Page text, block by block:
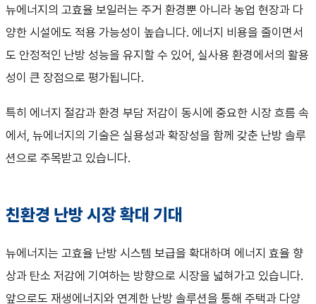
뉴에너지의 고효율 보일러는 주거 환경뿐 아니라 농업 현장과 다
양한 시설에도 적용 가능성이 높습니다. 에너지 비용을 줄이면서
도 안정적인 난방 성능을 유지할 수 있어, 실사용 환경에서의 활용
성이 큰 장점으로 평가됩니다.
특히 에너지 절감과 환경 부담 저감이 동시에 중요한 시장 흐름 속
에서, 뉴에너지의 기술은 실용성과 확장성을 함께 갖춘 난방 솔루
션으로 주목받고 있습니다.
친환경 난방 시장 확대 기대
뉴에너지는 고효율 난방 시스템 보급을 확대하며 에너지 효율 향
상과 탄소 저감에 기여하는 방향으로 시장을 넓혀가고 있습니다.
앞으로도 재생에너지와 연계한 난방 솔루션을 통해 주택과 다양